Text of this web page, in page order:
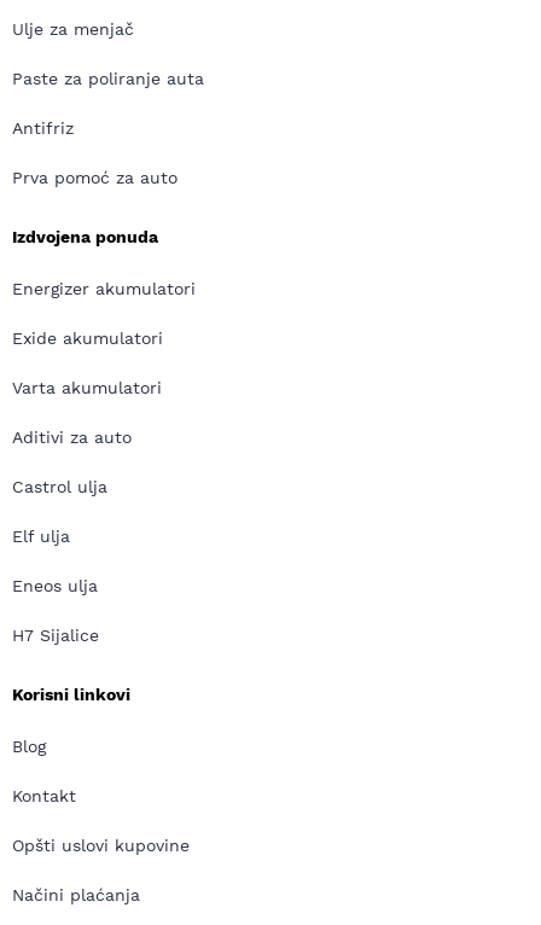
Ulje za menjač
Paste za poliranje auta
Antifriz
Prva pomoć za auto
Izdvojena ponuda
Energizer akumulatori
Exide akumulatori
Varta akumulatori
Aditivi za auto
Castrol ulja
Elf ulja
Eneos ulja
H7 Sijalice
Korisni linkovi
Blog
Kontakt
Opšti uslovi kupovine
Načini plaćanja